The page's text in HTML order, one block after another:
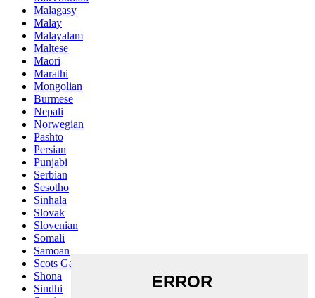
Malagasy
Malay
Malayalam
Maltese
Maori
Marathi
Mongolian
Burmese
Nepali
Norwegian
Pashto
Persian
Punjabi
Serbian
Sesotho
Sinhala
Slovak
Slovenian
Somali
Samoan
Scots Gaelic
Shona
Sindhi